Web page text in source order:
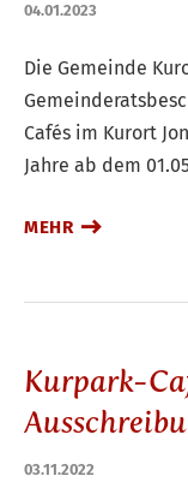
04.01.2023
Die Gemeinde
Cafés im Kurort
Jahre ab dem
MEHR
Kurpark-
03.11.2022